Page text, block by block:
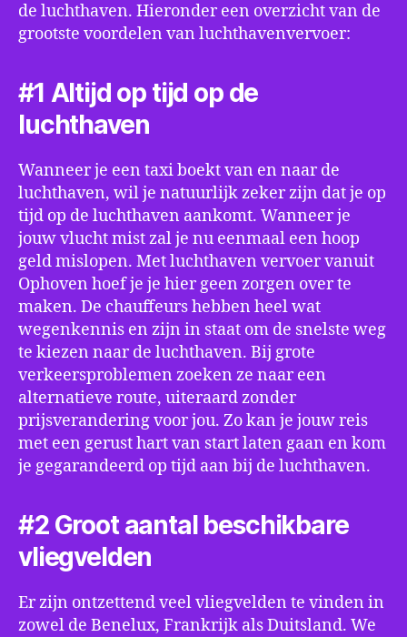
de luchthaven. Hieronder een overzicht van de
grootste voordelen van luchthavenvervoer:
#1 Altijd op tijd op de
luchthaven
Wanneer je een taxi boekt van en naar de
luchthaven, wil je natuurlijk zeker zijn dat je op
tijd op de luchthaven aankomt. Wanneer je
jouw vlucht mist zal je nu eenmaal een hoop
geld mislopen. Met luchthaven vervoer vanuit
Ophoven hoef je je hier geen zorgen over te
maken. De chauffeurs hebben heel wat
wegenkennis en zijn in staat om de snelste weg
te kiezen naar de luchthaven. Bij grote
verkeersproblemen zoeken ze naar een
alternatieve route, uiteraard zonder
prijsverandering voor jou. Zo kan je jouw reis
met een gerust hart van start laten gaan en kom
je gegarandeerd op tijd aan bij de luchthaven.
#2 Groot aantal beschikbare
vliegvelden
Er zijn ontzettend veel vliegvelden te vinden in
zowel de Benelux, Frankrijk als Duitsland. We